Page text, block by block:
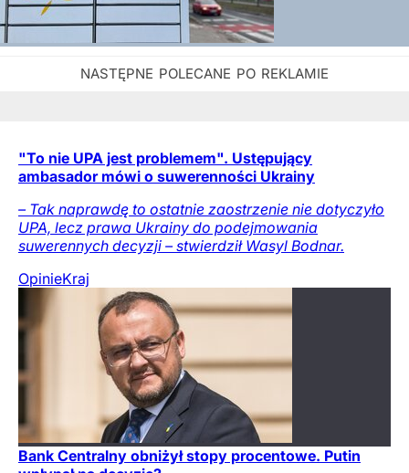
"To nie UPA jest problemem". Ustępujący
ambasador mówi o suwerenności Ukrainy
– Tak naprawdę to ostatnie zaostrzenie nie dotyczyło
UPA, lecz prawa Ukrainy do podejmowania
suwerennych decyzji – stwierdził Wasyl Bodnar.
OpinieKraj
Bank Centralny obniżył stopy procentowe. Putin